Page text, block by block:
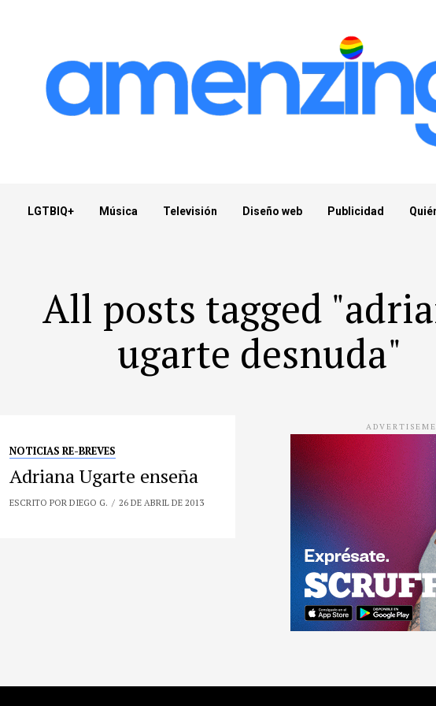
LGTBIQ+ Música Televisión Diseño web Publicidad
All posts tagged
ugarte desnuda"
NOTICIAS RE-BREVES
Adriana Ugarte enseña
ESCRITO POR DIEGO G. 26 DE ABRIL DE 2013